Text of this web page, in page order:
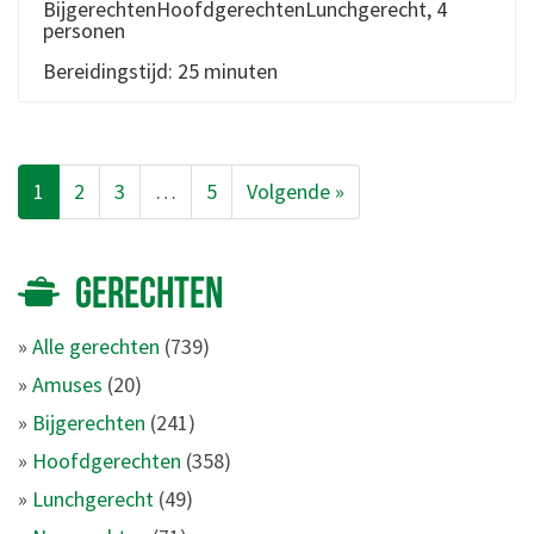
BijgerechtenHoofdgerechtenLunchgerecht, 4
personen
Bereidingstijd: 25 minuten
1 2 3 … 5 Volgende »
GERECHTEN
» Alle gerechten (739)
» Amuses (20)
» Bijgerechten (241)
» Hoofdgerechten (358)
» Lunchgerecht (49)